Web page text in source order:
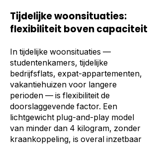
Tijdelijke woonsituaties:
flexibiliteit boven capaciteit
In tijdelijke woonsituaties —
studentenkamers, tijdelijke
bedrijfsflats, expat-appartementen,
vakantiehuizen voor langere
perioden — is flexibiliteit de
doorslaggevende factor. Een
lichtgewicht plug-and-play model
van minder dan 4 kilogram, zonder
kraankoppeling, is overal inzetbaar